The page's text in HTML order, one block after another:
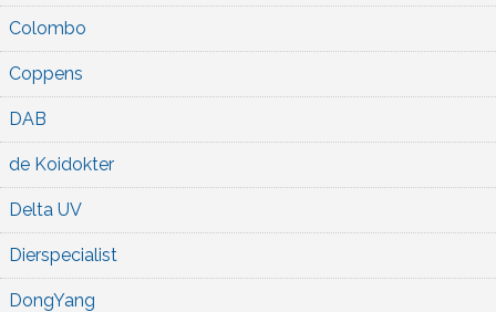
Colombo
Coppens
DAB
de Koidokter
Delta UV
Dierspecialist
DongYang